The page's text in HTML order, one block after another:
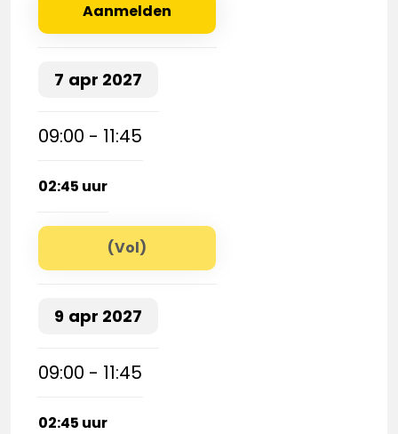
Aanmelden
7 apr 2027
09:00 - 11:45
02:45 uur
(Vol)
9 apr 2027
09:00 - 11:45
02:45 uur